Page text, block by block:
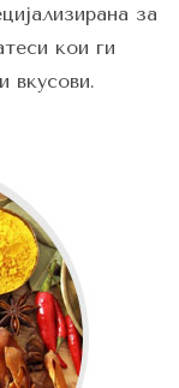
за
кои ги
вкусови.